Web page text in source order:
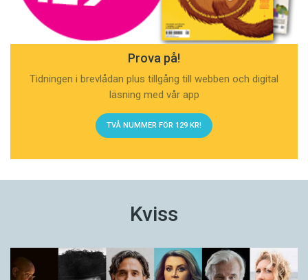
Prova på!
Tidningen i brevlådan plus tillgång till webben och digital
läsning med vår app
TVÅ NUMMER FÖR 129 KR!
Kviss